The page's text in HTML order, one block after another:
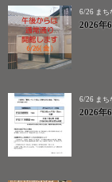
6/26 まち
2026年
6/26 まち
2026年